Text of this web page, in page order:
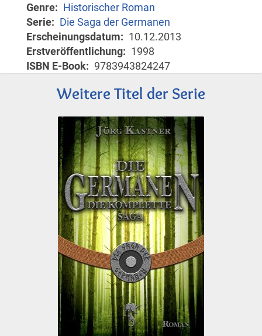
Genre
Historischer Roman
Serie
Die Saga der Germanen
Erscheinungsdatum
10.12.2013
Erstveröffentlichung
1998
ISBN E-Book
9783943824247
Weitere Titel der Serie